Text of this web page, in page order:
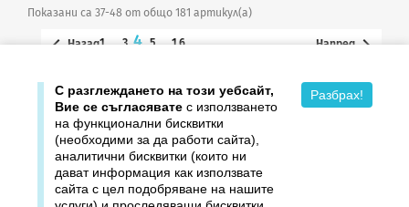
Показани са 37-48 от общо 181 артикул(а)
Назад1… 345… 16 Напред
Върнете се в началото
Продукти
С разглеждането на този уебсайт,
Вие се съгласявате с използването
на функционални бисквитки
(необходими за да работи сайта),
аналитични бисквитки (които ни
дават информация как използвате
сайта с цел подобряване на нашите
Разбрах!